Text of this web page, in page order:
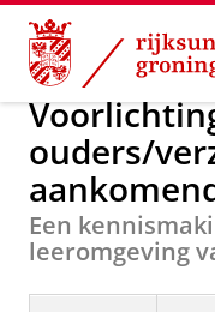
Skip
Content
Skip
Navigation
Onderwijs
ouders/
Een
leeromgeving